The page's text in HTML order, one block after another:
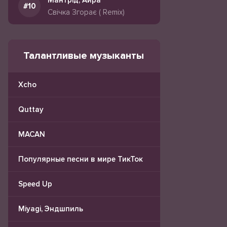
Свічка Згорає ( Remix)
Талантливые музыканты
Xcho
Quttay
MACAN
Популярные песни в мире ТикТок
Speed Up
Miyagi, Эндшпиль